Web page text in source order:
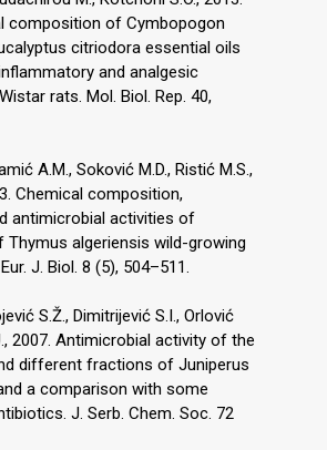
composition of Cymbopogon
citriodora essential oils
and analgesic
rats. Mol. Biol. Rep. 40,
A.M., Soković M.D., Ristić M.S.,
Chemical composition,
antimicrobial activities of
Thymus algeriensis wild-growing
J. Biol. 8 (5), 504–511.
S.Ž., Dimitrijević S.I., Orlović
2007. Antimicrobial activity of the
different fractions of Juniperus
a comparison with some
J. Serb. Chem. Soc. 72